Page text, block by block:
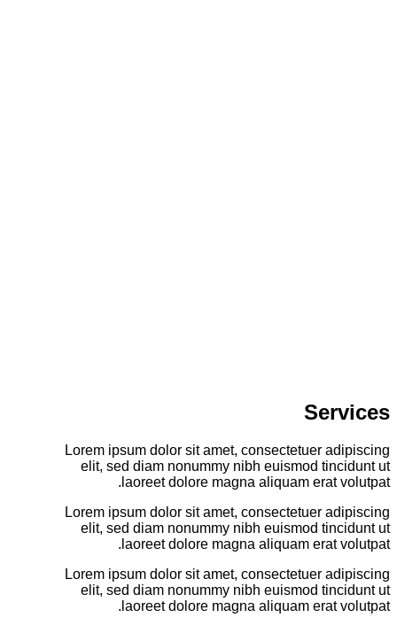
Services
Lorem ipsum dolor sit amet, consectetuer adipiscing
elit, sed diam nonummy nibh euismod tincidunt ut
laoreet dolore magna aliquam erat volutpat.
Lorem ipsum dolor sit amet, consectetuer adipiscing
elit, sed diam nonummy nibh euismod tincidunt ut
laoreet dolore magna aliquam erat volutpat.
Lorem ipsum dolor sit amet, consectetuer adipiscing
elit, sed diam nonummy nibh euismod tincidunt ut
laoreet dolore magna aliquam erat volutpat.